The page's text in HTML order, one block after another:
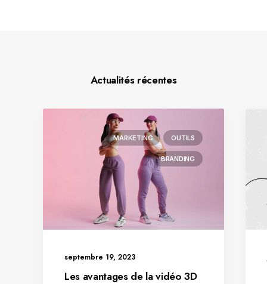
Actualités récentes
MARKETING OUTILS
BRANDING
septembre 19, 2023
Les avantages de la vidéo 3D